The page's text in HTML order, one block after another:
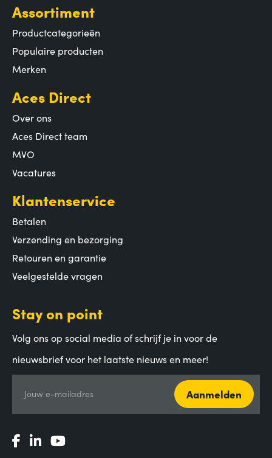
Assortiment
Productcategorieën
Populaire producten
Merken
Aces Direct
Over ons
Aces Direct team
MVO
Vacatures
Klantenservice
Betalen
Verzending en bezorging
Retouren en garantie
Veelgestelde vragen
Stay on point
Volg ons op social media of schrijf je in voor de
nieuwsbrief voor het laatste nieuws en meer!
Jouw e-mailadres Aanmelden